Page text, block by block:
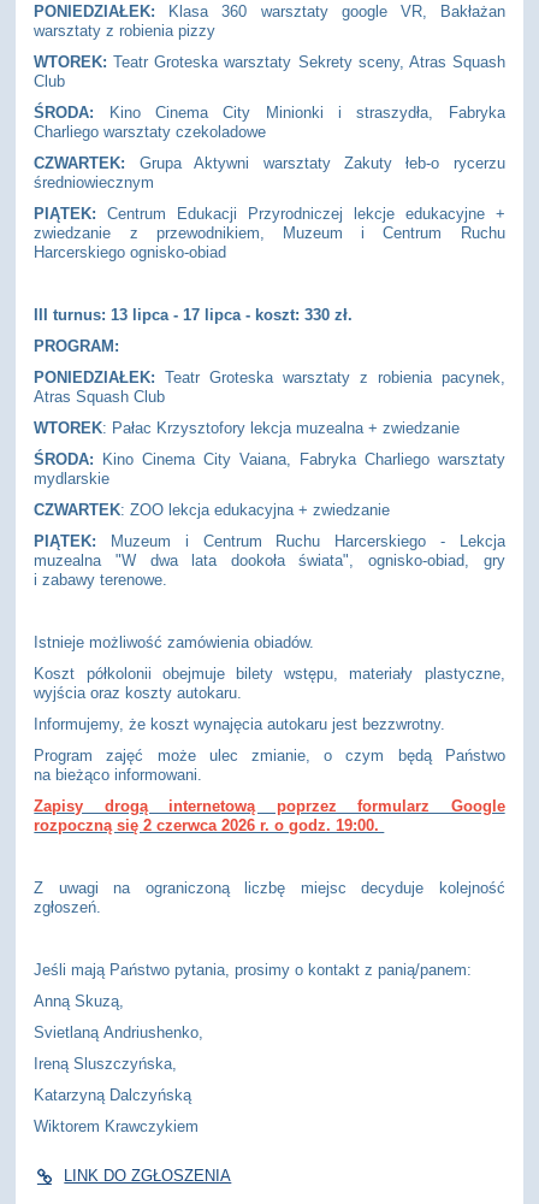
PONIEDZIAŁEK: Klasa 360 warsztaty google VR, Bakłażan
warsztaty z robienia pizzy
WTOREK:Teatr Groteska warsztaty Sekrety sceny, Atras Squash
Club
ŚRODA: Kino Cinema City Minionki i straszydła, Fabryka
Charliego warsztaty czekoladowe
CZWARTEK: Grupa Aktywni warsztaty Zakuty łeb-o rycerzu
średniowiecznym
PIĄTEK: Centrum Edukacji Przyrodniczej lekcje edukacyjne +
zwiedzanie z przewodnikiem, Muzeum i Centrum Ruchu
Harcerskiego ognisko-obiad
III turnus: 13 lipca - 17 lipca - koszt: 330 zł.
PROGRAM:
PONIEDZIAŁEK:Teatr Groteska warsztaty z robienia pacynek,
Atras Squash Club
WTOREK: Pałac Krzysztofory lekcja muzealna + zwiedzanie
ŚRODA: Kino Cinema City Vaiana, Fabryka Charliego warsztaty
mydlarskie
CZWARTEK: ZOO lekcja edukacyjna + zwiedzanie
PIĄTEK:
Muzeum i Centrum Ruchu Harcerskiego - Lekcja
muzealna "W dwa lata dookoła świata", ognisko-obiad, gry
i zabawy terenowe.
Istnieje możliwość zamówienia obiadów.
Koszt półkolonii obejmuje bilety wstępu, materiały plastyczne,
wyjścia oraz koszty autokaru.
Informujemy, że koszt wynajęcia autokaru jest bezzwrotny.
Program zajęć może ulec zmianie, o czym będą Państwo
na bieżąco informowani.
Zapisy drogą internetową poprzez formularz Google
rozpoczną się 2 czerwca 2026 r. o godz. 19:00.
Z uwagi na ograniczoną liczbę miejsc decyduje kolejność
zgłoszeń.
Jeśli mają Państwo pytania, prosimy o kontakt z panią/panem:
Anną Skuzą,
Svietlaną Andriushenko,
Ireną Sluszczyńska,
Katarzyną Dalczyńską
Wiktorem Krawczykiem
LINK DO ZGŁOSZENIA